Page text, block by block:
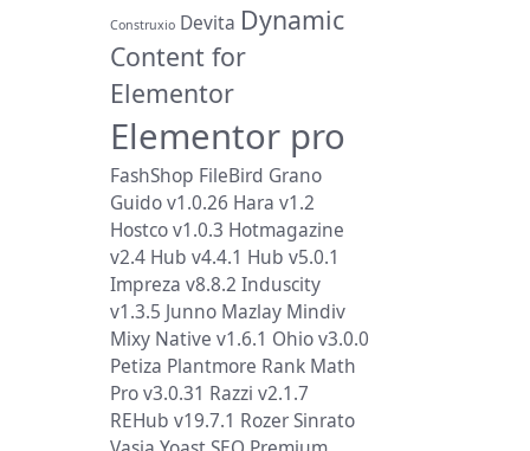
Construxio Devita Dynamic
Content for
Elementor
Elementor pro
FashShop FileBird Grano
Guido v1.0.26 Hara v1.2
Hostco v1.0.3 Hotmagazine
v2.4 Hub v4.4.1 Hub v5.0.1
Impreza v8.8.2 Induscity
v1.3.5 Junno Mazlay Mindiv
Mixy Native v1.6.1 Ohio v3.0.0
Petiza Plantmore Rank Math
Pro v3.0.31 Razzi v2.1.7
REHub v19.7.1 RozerSinrato